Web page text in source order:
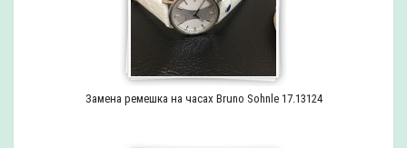
Замена ремешка на часах Bruno Sohnle 17.13124